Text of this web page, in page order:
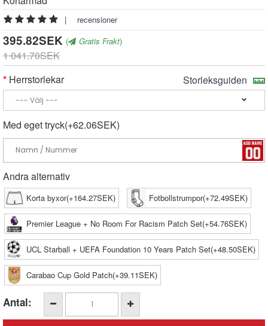
| recensioner
395.82SEK ( Gratis Frakt)
1 041.70SEK
Herrstorlekar
Storleksguiden
Med eget tryck(+62.06SEK)
Andra alternativ
Korta byxor(+164.27SEK) Fotbollstrumpor(+72.49SEK)
Premier League + No Room For Racism Patch Set(+54.76SEK)
UCL Starball + UEFA Foundation 10 Years Patch Set(+48.50SEK)
Carabao Cup Gold Patch(+39.11SEK)
Antal: